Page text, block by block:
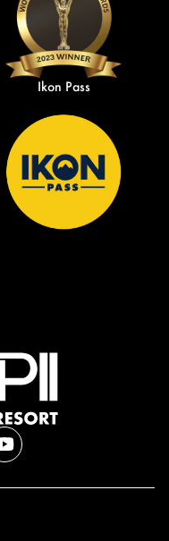
Ikon Pass